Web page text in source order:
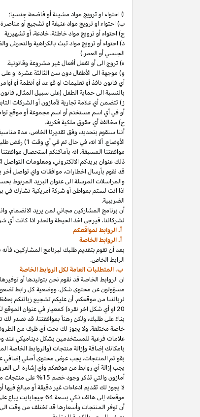
ا) احتواء او ترويج مواد مشينة أو فاضحة جنسيا؛
ب) احتواء او ترويج موادعنيفة او تشجيع أو مناصرة
ج) احتواء أو ترويج موادخاطئة،خادعة،أو تشهيرية
د) احتواء أو ترويج مواد تبث بالكراهية والتحرش
الجنسي أو العمر.)
ه) تروج الى أو تفعل أفعال غير مشروعة وقانونية.
و) موجهة الى الأطفال دون سن الثالثة عشرة او
أي قانون نافذ أو تعليمات او قواعد أو أنظمة أو
بالنسبة الى حماية الطفل (على سبيل المثال,
ز) تتضمن أي علامة تجارية لأمازون أو الشركات
أو في أي اسم مستخدم أو اسم مجموعة أو موقع
ح) مخالفة أي حقوق ملكية فكرية.
أننا سنقوم بتحديد،وفق تقديرنا الخاص، مدة
الأوضاع. ألا انه،في حال تم في أي وقت 1) رفض طلبكم لأي سبب
موافقتنا المسبقة. انه بأماكنكم استحصال
ذلك عنوان بريدكم الالكتروني،ومعلومات التواصل
قد نقوم بأرسال اخطارات، موافقات واي تواصل أخر
والمراسلات المرسلة الى عنوان البريد المربوط
اذا انت لستم بمواطن أو شركة أمريكية تشارك في
الضريبية.
أن برنامج المشاركين مجاني لمن يريد الانضمام،
لشركائنا،فيرجى اخذ الحيطة والحذر اذا كانت أي
أ. الروابط لمواقعكم
أ. الروابط الخاصة
بعد أن تقوم بتقديم طلبك لبرنامج المشاركين،فأنه
الرابط الخاص.
ب. المتطلبات العامة لكل الروابط الخاصة
ان الروابط الخاصة قد نقوم نحن بتوليدها أو
مسؤولون عن محتوىشكل،ووضعية كل رابط
لزبائننا من موقعكم. أن عليكم تشجيع زبائنكم
20او أي شكل اخر نقره) كمعيار في عنوان
بناءً على طلبك، ولكن رهناً بموافقتنا، قد نصدر
خاصة مختلفة. ولا يجوز لك تحت أي ظرف من
علامات فرعية للمستخدمين بشكل ديناميكي
بامكانك إضافة وإزالة منتجات (والروابط
بقوائم المنتجات، يجب عرض محتوىأصلي إضافي
يجب إزالة أي روابط من موقعكم وأي إشارة الى
أمازون والتي تذكر وجود خصم 15% على منتجات
لا يجوز لك تقديم ادعاءاتغيردقيقةأو مبالغفيها
موقعكإلىهاتفذكي بسعة جيجابايت يباع
أن توفر المنتجات وأسعارها قد تختلف من وقت